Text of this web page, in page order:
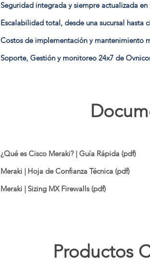
Seguridad integrada y siempre actualizada en
Escalabilidad total, desde una sucursal hasta
Costos de implementación y mantenimiento
Soporte, Gestión y monitoreo 24x7 de
¿Qué es Cisco Meraki? | Guía Rápida (pdf)
Meraki | Hoja de Confianza Técnica (pdf)
Meraki | Sizing MX Firewalls (pdf)
Productos